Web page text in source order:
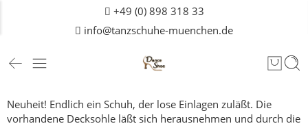
+49 (0) 898 318 33
info@tanzschuhe-muenchen.de
Neuheit! Endlich ein Schuh, der lose Einlagen zuläßt. Die
vorhandene Decksohle läßt sich herausnehmen und durch die